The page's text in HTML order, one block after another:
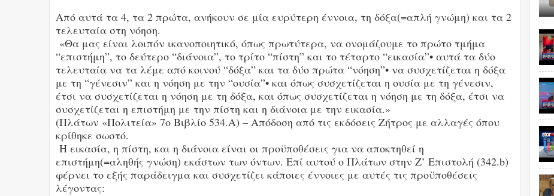
Από αυτά τα 4, τα 2 πρώτα, ανήκουν σε μία ευρύτερη έννοια, τη δόξα(=απλή γνώμη) και τα 2
τελευταία στη νόηση.
«Θα μας είναι λοιπόν ικανοποιητικό, όπως πρωτύτερα, να ονομάζουμε το πρώτο τμήμα
“επιστήμη”, το δεύτερο “διάνοια”, το τρίτο “πίστη” και το τέταρτο “εικασία”• αυτά τα δύο
τελευταία να τα λέμε από κοινού “δόξα” και τα δύο πρώτα “νόηση”• να συσχετίζεται η δόξα
με τη “γένεσιν” και η νόηση με την “ουσία”• και όπως συσχετίζεται η ουσία με τη γένεσιν,
έτσι να συσχετίζεται η νόηση με τη δόξα, και όπως συσχετίζεται η νόηση με τη δόξα, έτσι να
συσχετίζεται η επιστήμη με την πίστη και η διάνοια με την εικασία.»
(Πλάτων «Πολιτεία» 7ο Βιβλίο 534.Α) – Απόδοση από τις εκδόσεις Ζήτρος με αλλαγές όπου
κρίθηκε σωστό.
Η εικασία, η πίστη, και η διάνοια είναι οι προϋποθέσεις για να αποκτηθεί η
επιστήμη(=αληθής γνώση) εκάστων των όντων. Επί αυτού ο Πλάτων στην Ζ’ Επιστολή (342.b)
φέρνει το εξής παράδειγμα και συσχετίζει κάποιες έννοιες με αυτές τις προϋποθέσεις
λέγοντας: